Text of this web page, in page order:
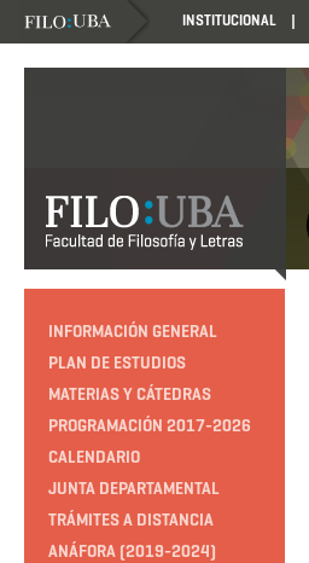
INSTITUCIONAL
INFORMACIÓN GENERAL
PLAN DE ESTUDIOS
MATERIAS Y CÁTEDRAS
PROGRAMACIÓN 2017-2026
CALENDARIO
JUNTA DEPARTAMENTAL
TRÁMITES A DISTANCIA
ANÁFORA (2019-2024)